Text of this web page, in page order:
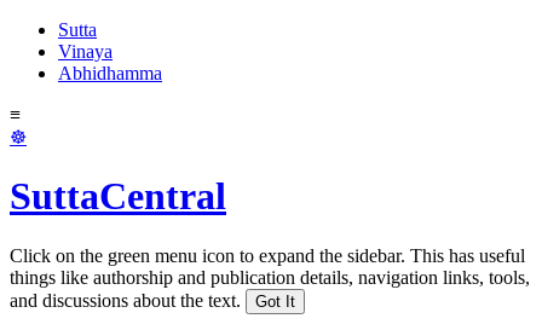
Sutta
Vinaya
Abhidhamma
≡
☸
SuttaCentral
Click on the green menu icon to expand the sidebar. This has useful
things like authorship and publication details, navigation links, tools,
and discussions about the text.
Got It